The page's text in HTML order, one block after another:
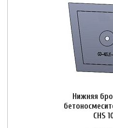
Нижняя
CHS